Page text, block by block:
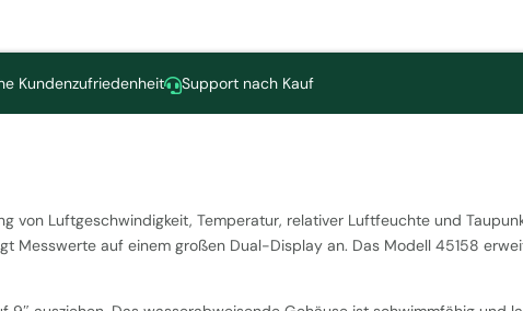
KundenzufriedenheitSupport nach Kauf
von Luftgeschwindigkeit, Temperatur, relativer Luftfeuchte und
Messwerte auf einem großen Dual-Display an. Das Modell 45158